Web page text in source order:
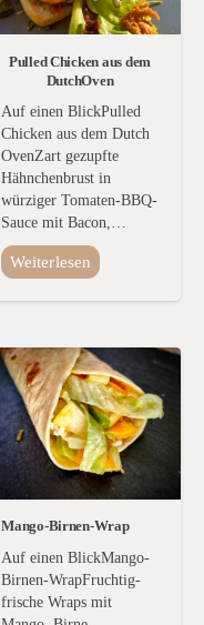
Pulled Chicken aus dem
DutchOven
Auf einen BlickPulled
Chicken aus dem Dutch
OvenZart gezupfte
Hähnchenbrust in
würziger Tomaten-BBQ-
Sauce mit Bacon,…
Weiterlesen
Mango-Birnen-Wrap
Auf einen BlickMango-
Birnen-WrapFruchtig-
frische Wraps mit